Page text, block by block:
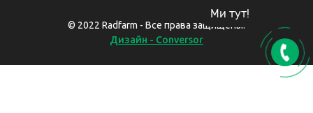
© 2022 Radfarm - Все права защищены.
Дизайн - Conversor
Ми тут!